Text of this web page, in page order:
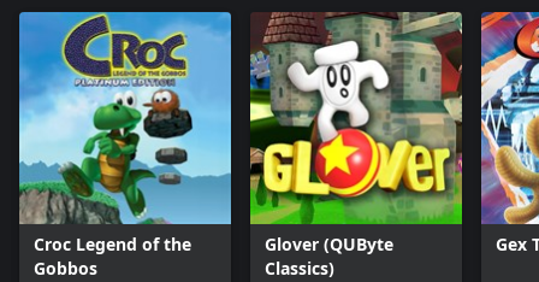
Croc Legend of the
Gobbos
Glover (QUByte
Classics)
Gex